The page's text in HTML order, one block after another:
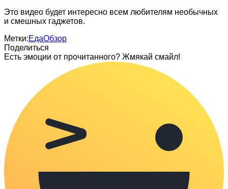
Это видео будет интересно всем любителям необычных
и смешных гаджетов.
Метки:ЕдаОбзор
Поделиться
Есть эмоции от прочитанного? Жмякай смайл!